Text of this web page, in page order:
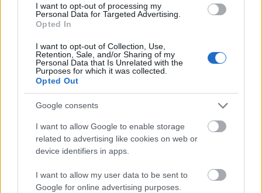
I want to opt-out of processing my
Personal Data for Targeted Advertising.
Opted In
I want to opt-out of Collection, Use,
Retention, Sale, and/or Sharing of my
Personal Data that Is Unrelated with the
Purposes for which it was collected.
Opted Out
Google consents
I want to allow Google to enable storage
related to advertising like cookies on web or
device identifiers in apps.
I want to allow my user data to be sent to
Google for online advertising purposes.
μήκους 10.150 μέτρων και ήταν από τα
ελληνικής γεωργίας. Αποδόθηκαν 80.000
στρέμματα καλλιεργήσιμης γης στους αγρότες της
Θεσσαλίας, σε μία εποχή που η ελληνική γεωργία
πραγματοποιούσε τα πρώτα βήματά της προς την
εκβιομηχάνιση αλλά και την αντιμετώπιση του
ευρωπαϊκού ανταγωνισμού.